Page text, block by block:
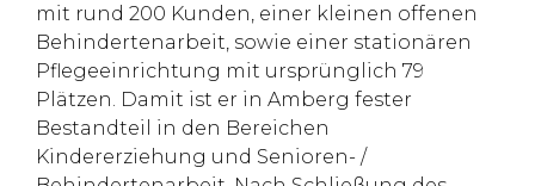
mit rund 200 Kunden, einer kleinen offenen
Behindertenarbeit, sowie einer stationären
Pflegeeinrichtung mit ursprünglich 79
Plätzen. Damit ist er in Amberg fester
Bestandteil in den Bereichen
Kindererziehung und Senioren- /